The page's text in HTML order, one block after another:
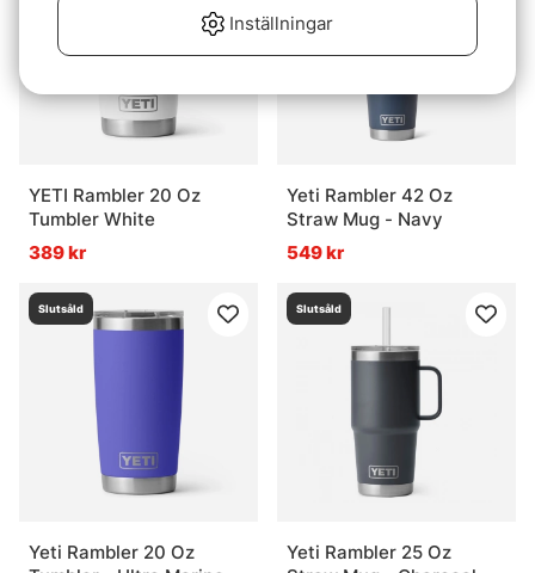
YETI Rambler 20 Oz
Tumbler White
389 kr
Yeti Rambler 42 Oz
Straw Mug - Navy
549 kr
Slutsåld
Yeti Rambler 20 Oz
Slutsåld
Yeti Rambler 25 Oz
Inställningar